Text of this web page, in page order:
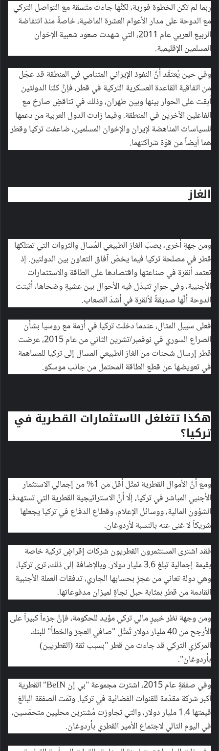
ربما لم تكن الخطوة فورية، لكنَّها جاءت متّسقة مع التواصل التركي
مع الدوحة على مدار الأعوام العشرة الماضية، خاصةً منذ انتفاضة
الربيع العربي عام 2011، التي شهدت صعود شعبية الإخوان
المسلمين الإقليمية.
وفي حين يُعتقَد أنَّ النفوذ الإيراني المتنامي في المنطقة قد عجّل
من اتفاقية القاعدة العسكرية التركية في قطر، فإنَّ كلتا الدولتين
أبقت على الحوار بينها وبين طهران، وذلك في تناقضٍ صارخ مع
الفاعلين الآخرين في المنطقة. وفيما زادت الدول العربية من دعمها
للسياسات المناهضة لإيران والإخوان المسلمين، ضاعفت تركيا وقطر
هما أيضاً من قوّة شراكتهما.
الغاز
ومن جهةٍ أخرى، يصبّ الغاز الطبيعي المُسال والثروات التي تمتلكها
قطر في مصلحة تركيا فيما يخصّ آفاق التعاون بين الدولتين. إذ
تعتمد أنقرة في صناعتها واقتصادها على الطاقة والاستثمارات
الأجنبية، وفي جوارٍ تتبدّل فيه الأحوال بين عشيةٍ وضحاها، أثبتت
الدوحة أنَّها صديقةٌ لأنقرة في أشدّ الصعاب.
فعلى سبيل المثال، عندما دخلت تركيا في أزمة مع روسيا بشأن
الصراع السوري في نوفمبر/تشرين الثاني من عام 2015، عرضت
قطر إرسال شحنات من الغاز الطبيعي المسال إلى تركيا للمساهمة
في تعويضها عن قطع الطاقة المحتمل من جانب موسكو.
هكذا تتغلغل الاستثمارات القطرية في
تركيا؟
ومع أنَّ الأموال القطرية تمثّل أقل من 1% من إجمالي الاستثمار
الأجنبي المباشر في تركيا، إلّا أنَّ الاستراتيجية القطرية التي تستهدف
الشؤون المالية، ووسائل الإعلام، وقطاع الدفاع في تركيا يجعلها
شريكاً لا غنى عنه بالنسبة لأردوغان.
فقد اشترى المستثمرون القطريون شركات إقراضٍ تركية خاصة
بقيمة إجمالية تبلغ 3.6 مليار دولار. وبالإضافة إلى ذلك، ترى تركيا،
وهي دولة تعاني من عجزٍ بحسابها الجاري، تدفقات العملة الأجنبية
القادمة من قطر بمثابة حبل نجاةٍ لميزان مدفوعاتها.
ومن وجهة نظر خبيرٍ مالي تركي مؤيد للحكومة، فإنَّ جزءاً كبيراً على
الأرجح من 40 مليار دولار تُمثِّل "صافي العجز والخطأ" للبنك
المركزي التركي قد جاءت من قطر "بسبب ثقة (القطريين)
بأردوغان".
وفي صفقةٍ عام 2015، اشترت مجموعة "بي إن BeIN" القطرية
أكبر شركة مقدّمة للقنوات الفضائية في تركيا. وتمّت الصفقة البالغ
قيمتها 1.4 مليار دولار، والتي تجاوزت مُشترين محليين متحمّسين،
في اليوم التالي لاجتماع الأمير القطري بأردوغان.